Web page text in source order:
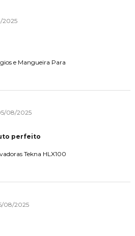
2025
e Mangueira Para
08/2025
perfeito
Tekna HLX100
08/2025